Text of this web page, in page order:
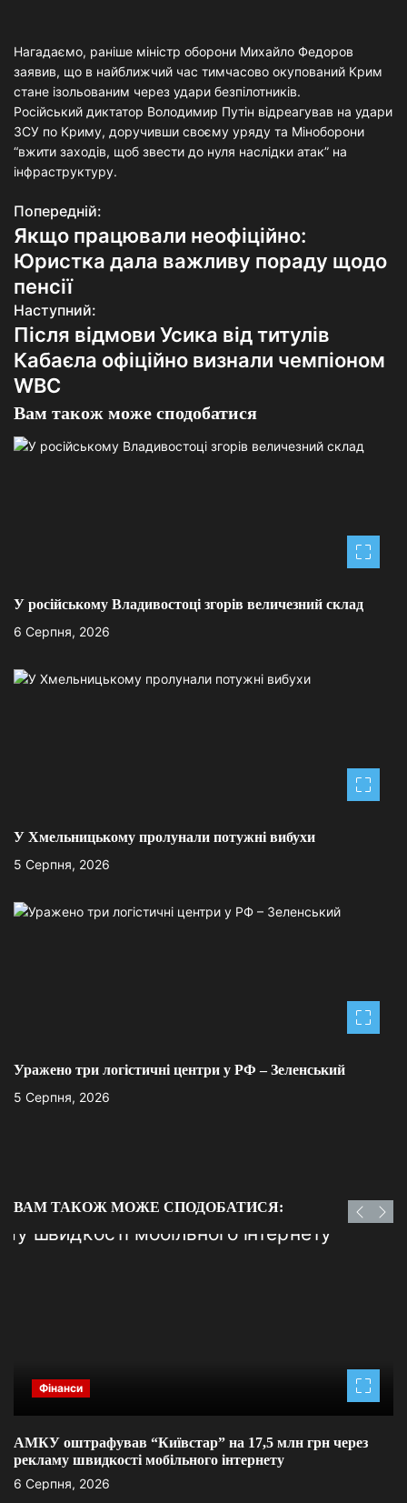
Нагадаємо, раніше міністр оборони Михайло Федоров
заявив, що в найближчий час тимчасово окупований Крим
стане ізольованим через удари безпілотників.
Російський диктатор Володимир Путін відреагував на удари
ЗСУ по Криму, доручивши своєму уряду та Міноборони
“вжити заходів, щоб звести до нуля наслідки атак” на
інфраструктуру.
Н
а
в
і
г
а
ц
і
п
и
с
Попередній:
Якщо працювали неофіційно:
Юристка дала важливу пораду щодо
пенсії
Наступний:
Після відмови Усика від титулів
Кабаєла офіційно визнали чемпіоном
WBC
Вам також може сподобатися
У російському Владивостоці згорів величезний склад
6 Серпня, 2026
У Хмельницькому пролунали потужні вибухи
5 Серпня, 2026
Уражено три логістичні центри у РФ – Зеленський
5 Серпня, 2026
ВАМ ТАКОЖ МОЖЕ СПОДОБАТИСЯ:
Фінанси
АМКУ оштрафував “Київстар” на 17,5 млн грн через
рекламу швидкості мобільного інтернету
6 Серпня, 2026